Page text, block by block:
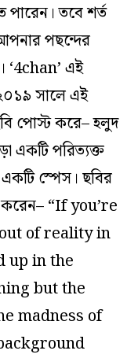
তবে শর্ত
পছন্দের
‘4chan’ এই
সালে এই
পোস্ট করে– হলুদ
একটি পরিত্যক্ত
স্পেস। ছবির
“If you’re
of reality in
up in the
but the
madness of